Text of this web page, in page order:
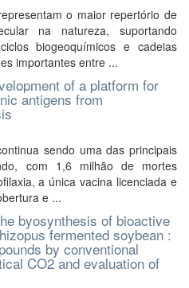
o maior repertório de
na natureza, suportando
biogeoquímicos e cadeias
importantes entre ...
of a platform for
antigens from
sendo uma das principais
com 1,6 milhão de mortes
a única vacina licenciada e
e ...
byosynthesis of bioactive
fermented soybean :
by conventional
CO2 and evaluation of